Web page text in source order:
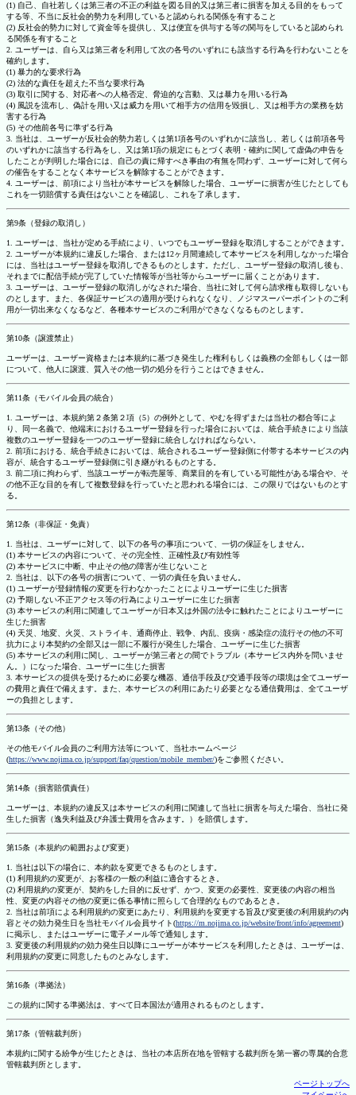
(1) 自己、自社若しくは第三者の不正の利益を図る目的又は第三者に損害を加える目的をもって
する等、不当に反社会的勢力を利用していると認められる関係を有すること
(2) 反社会的勢力に対して資金等を提供し、又は便宜を供与する等の関与をしていると認められ
る関係を有すること
2. ユーザーは、自ら又は第三者を利用して次の各号のいずれにも該当する行為を行わないことを
確約します。
(1) 暴力的な要求行為
(2) 法的な責任を超えた不当な要求行為
(3) 取引に関する、対応者への人格否定、脅迫的な言動、又は暴力を用いる行為
(4) 風説を流布し、偽計を用い又は威力を用いて相手方の信用を毀損し、又は相手方の業務を妨
害する行為
(5) その他前各号に準ずる行為
3. 当社は、ユーザーが反社会的勢力若しくは第1項各号のいずれかに該当し、若しくは前項各号
のいずれかに該当する行為をし、又は第1項の規定にもとづく表明・確約に関して虚偽の申告を
したことが判明した場合には、自己の責に帰すべき事由の有無を問わず、ユーザーに対して何ら
の催告をすることなく本サービスを解除することができます。
4. ユーザーは、前項により当社が本サービスを解除した場合、ユーザーに損害が生じたとしても
これを一切賠償する責任はないことを確認し、これを了承します。
第9条（登録の取消し）
1. ユーザーは、当社が定める手続により、いつでもユーザー登録を取消しすることができます。
2. ユーザーが本規約に違反した場合、または12ヶ月間連続して本サービスを利用しなかった場合
には、当社はユーザー登録を取消しできるものとします。ただし、ユーザー登録の取消し後も、
それまでに配信手続が完了していた情報等が当社等からユーザーに届くことがあります。
3. ユーザーは、ユーザー登録の取消しがなされた場合、当社に対して何ら請求権も取得しないも
のとします。また、各保証サービスの適用が受けられなくなり、ノジマスーパーポイントのご利
用が一切出来なくなるなど、各種本サービスのご利用ができなくなるものとします。
第10条（譲渡禁止）
ユーザーは、ユーザー資格または本規約に基づき発生した権利もしくは義務の全部もしくは一部
について、他人に譲渡、質入その他一切の処分を行うことはできません。
第11条（モバイル会員の統合）
1. ユーザーは、本規約第２条第２項（5）の例外として、やむを得ずまたは当社の都合等によ
り、同一名義で、他端末におけるユーザー登録を行った場合においては、統合手続きにより当該
複数のユーザー登録を一つのユーザー登録に統合しなければならない。
2. 前項における、統合手続きにおいては、統合されるユーザー登録側に付帯する本サービスの内
容が、統合するユーザー登録側に引き継がれるものとする。
3. 前二項に拘わらず、当該ユーザーが転売屋等、商業目的を有している可能性がある場合や、そ
の他不正な目的を有して複数登録を行っていたと思われる場合には、この限りではないものとす
る。
第12条（非保証・免責）
1. 当社は、ユーザーに対して、以下の各号の事項について、一切の保証をしません。
(1) 本サービスの内容について、その完全性、正確性及び有効性等
(2) 本サービスに中断、中止その他の障害が生じないこと
2. 当社は、以下の各号の損害について、一切の責任を負いません。
(1) ユーザーが登録情報の変更を行わなかったことによりユーザーに生じた損害
(2) 予期しない不正アクセス等の行為によりユーザーに生じた損害
(3) 本サービスの利用に関連してユーザーが日本又は外国の法令に触れたことによりユーザーに
生じた損害
(4) 天災、地変、火災、ストライキ、通商停止、戦争、内乱、疫病・感染症の流行その他の不可
抗力により本契約の全部又は一部に不履行が発生した場合、ユーザーに生じた損害
(5) 本サービスの利用に関し、ユーザーが第三者との間でトラブル（本サービス内外を問いませ
ん。）になった場合、ユーザーに生じた損害
3. 本サービスの提供を受けるために必要な機器、通信手段及び交通手段等の環境は全てユーザー
の費用と責任で備えます。また、本サービスの利用にあたり必要となる通信費用は、全てユーザ
ーの負担とします。
第13条（その他）
その他モバイル会員のご利用方法等について、当社ホームページ
(https://www.nojima.co.jp/support/faq/question/mobile_member/)をご参照ください。
第14条（損害賠償責任）
ユーザーは、本規約の違反又は本サービスの利用に関連して当社に損害を与えた場合、当社に発
生した損害（逸失利益及び弁護士費用を含みます。）を賠償します。
第15条（本規約の範囲および変更）
1. 当社は以下の場合に、本約款を変更できるものとします。
(1) 利用規約の変更が、お客様の一般の利益に適合するとき。
(2) 利用規約の変更が、契約をした目的に反せず、かつ、変更の必要性、変更後の内容の相当
性、変更の内容その他の変更に係る事情に照らして合理的なものであるとき。
2. 当社は前項による利用規約の変更にあたり、利用規約を変更する旨及び変更後の利用規約の内
容とその効力発生日を当社モバイル会員サイト(https://m.nojima.co.jp/website/front/info/agreement)
に掲示し、またはユーザーに電子メール等で通知します。
3. 変更後の利用規約の効力発生日以降にユーザーが本サービスを利用したときは、ユーザーは、
利用規約の変更に同意したものとみなします。
第16条（準拠法）
この規約に関する準拠法は、すべて日本国法が適用されるものとします。
第17条（管轄裁判所）
本規約に関する紛争が生じたときは、当社の本店所在地を管轄する裁判所を第一審の専属的合意
管轄裁判所とします。
ページトップへ